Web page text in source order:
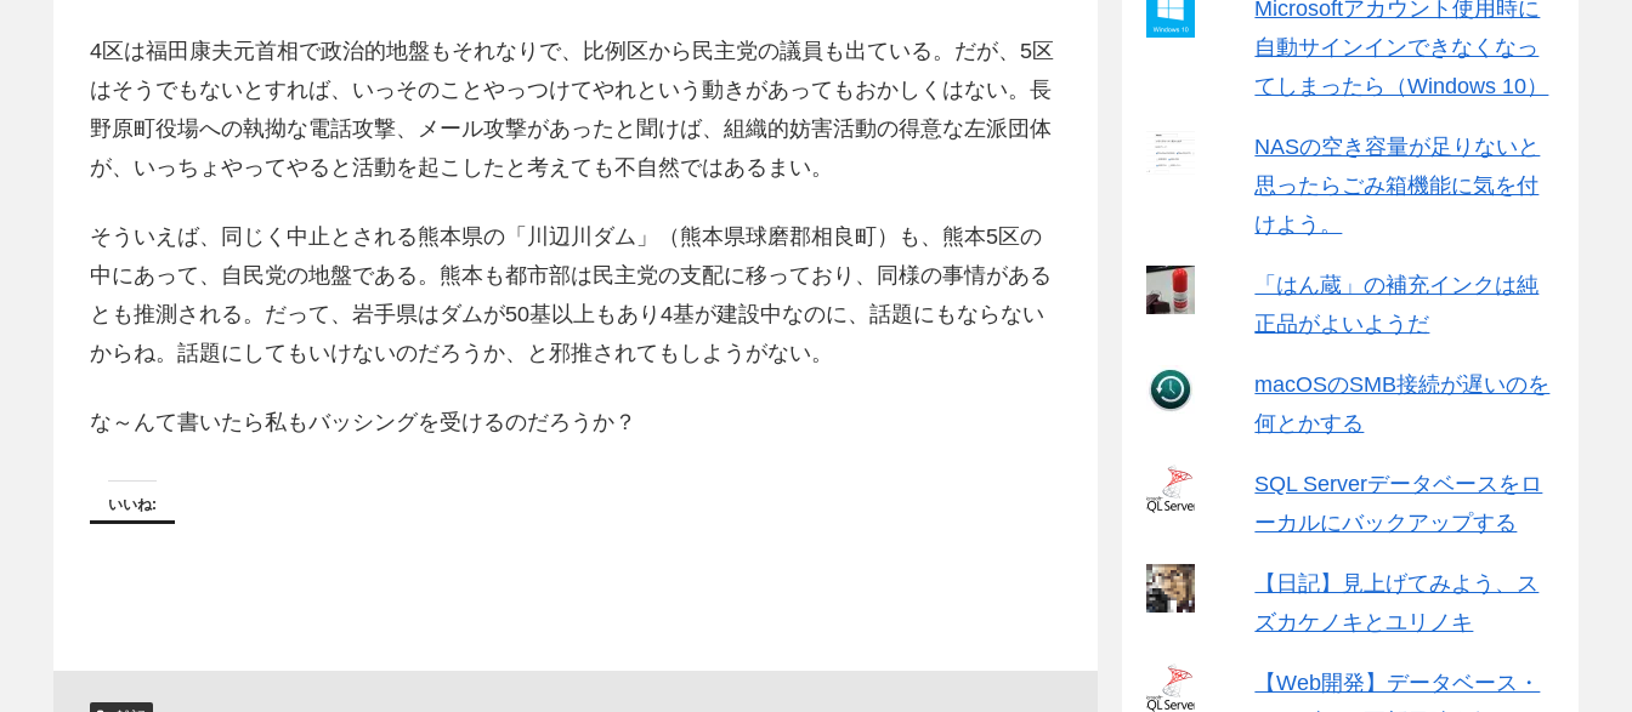
4区は福田康夫元首相で政治的地盤もそれなりで、比例区から民主党の議員も出ている。だが、5区
はそうでもないとすれば、いっそのことやっつけてやれという動きがあってもおかしくはない。長
野原町役場への執拗な電話攻撃、メール攻撃があったと聞けば、組織的妨害活動の得意な左派団体
が、いっちょやってやると活動を起こしたと考えても不自然ではあるまい。
そういえば、同じく中止とされる熊本県の「川辺川ダム」（熊本県球磨郡相良町）も、熊本5区の
中にあって、自民党の地盤である。熊本も都市部は民主党の支配に移っており、同様の事情がある
とも推測される。だって、岩手県はダムが50基以上もあり4基が建設中なのに、話題にもならない
からね。話題にしてもいけないのだろうか、と邪推されてもしようがない。
な～んて書いたら私もバッシングを受けるのだろうか？
いいね:
Microsoftアカウント使用時に
自動サインインできなくなっ
てしまったら（Windows 10）
NASの空き容量が足りないと
思ったらごみ箱機能に気を付
けよう。
「はん蔵」の補充インクは純
正品がよいようだ
macOSのSMB接続が遅いのを
何とかする
SQL Serverデータベースをロ
ーカルにバックアップする
【日記】見上げてみよう、ス
ズカケノキとユリノキ
【Web開発】データベース・